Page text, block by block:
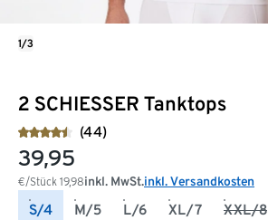
2 SCHIESSER Tanktops
(44)
39,95
€/Stück 19,98inkl. MwSt.inkl. Versandkosten
S/4 M/5 L/6 XL/7 XXL/8
1/3